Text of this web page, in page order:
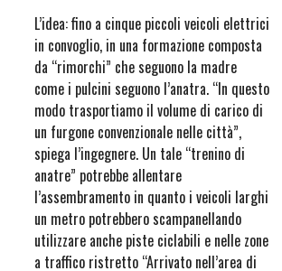
L’idea: fino a cinque piccoli veicoli elettrici
in convoglio, in una formazione composta
da “rimorchi” che seguono la madre
come i pulcini seguono l’anatra. “In questo
modo trasportiamo il volume di carico di
un furgone convenzionale nelle città”,
spiega l’ingegnere. Un tale “trenino di
anatre” potrebbe allentare
l’assembramento in quanto i veicoli larghi
un metro potrebbero scampanellando
utilizzare anche piste ciclabili e nelle zone
a traffico ristretto “Arrivato nell’area di